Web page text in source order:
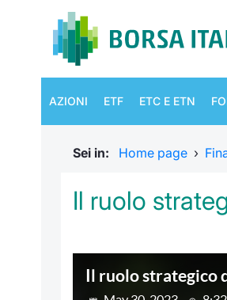
AZIONI ETF ETC E ETN
Sei in: Home page ›
Il ruolo